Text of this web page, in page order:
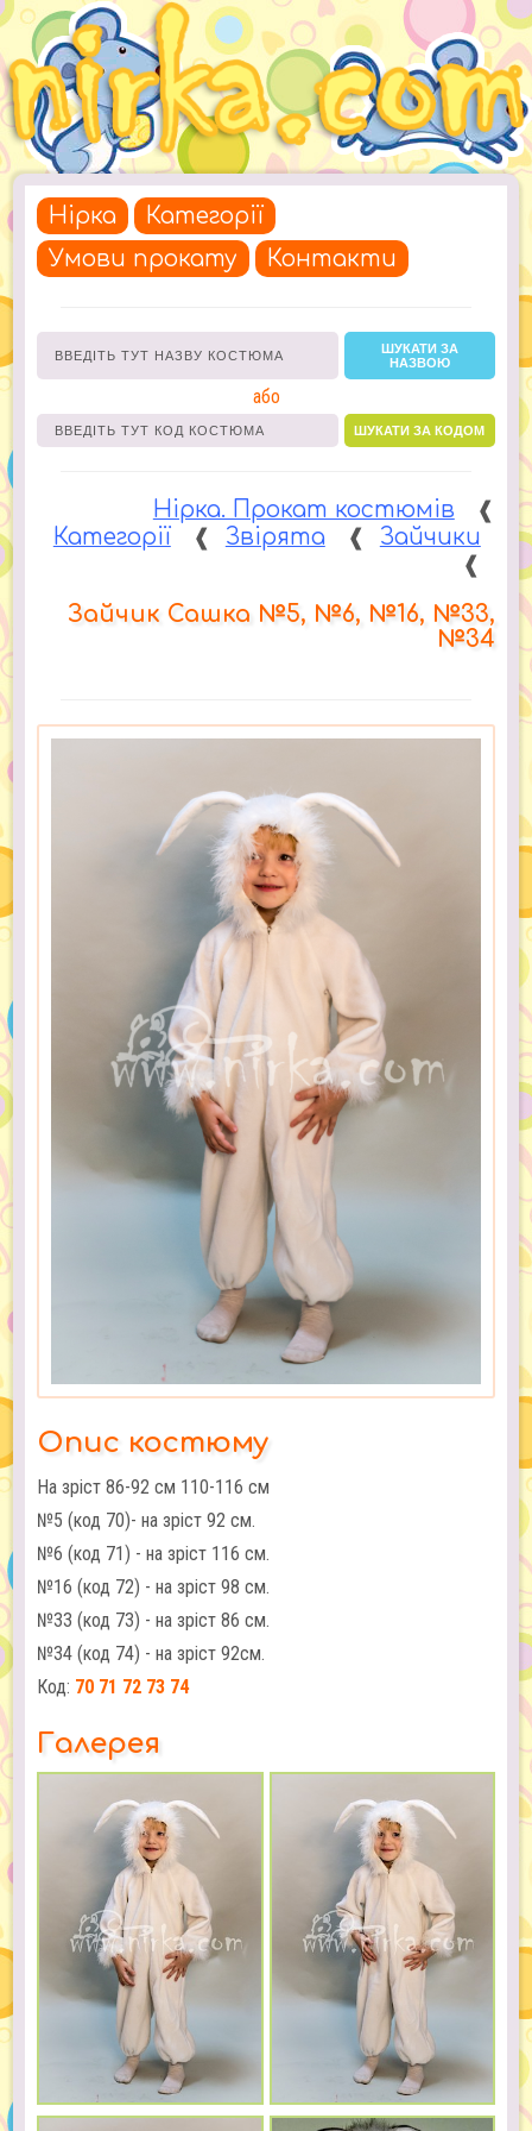
Нірка
Категорії
Умови прокату
Контакти
ШУКАТИ ЗА
НАЗВОЮ
або
ШУКАТИ ЗА КОДОМ
Нірка. Прокат костюмів ❰
Категорії ❰ Звірята❰ Зайчики
❰
Зайчик Сашка №5, №6, №16, №33,
№34
Опис костюму
На зріст 86-92 см 110-116 см
№5 (код 70)- на зріст 92 см.
№6 (код 71) - на зріст 116 см.
№16 (код 72) - на зріст 98 см.
№33 (код 73) - на зріст 86 см.
№34 (код 74) - на зріст 92см.
Код: 70 71 72 73 74
Галерея